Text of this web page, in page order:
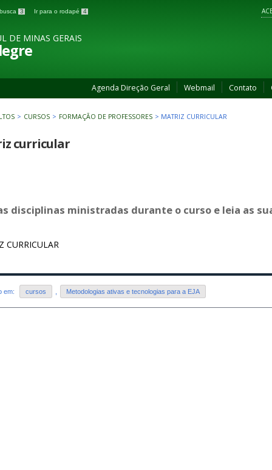
3 Ir para o rodapé 4
DE MINAS GERAIS
Agenda Direção Geral Webmail Contato
> CURSOS > FORMAÇÃO DE PROFESSORES > MATRIZ CURRICULAR
curricular
disciplinas ministradas durante o curso e leia as
CURRICULAR
em: cursos Metodologias ativas e tecnologias para a EJA